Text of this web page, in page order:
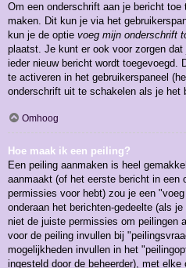
Om een onderschrift aan je bericht
maken. Dit kun je via het
kun je de optie voeg mijn onderschrift
plaatst. Je kunt er ook voor zorgen
ieder nieuw bericht wordt toegevoegd.
te activeren in het gebruikerspaneel
onderschrift uit te schakelen als je het
Omhoog
Hoe maak ik een peiling?
Een peiling aanmaken is heel
aanmaakt (of het eerste bericht in een
permissies voor hebt) zou je een
onderaan het berichten-gedeelte (als
niet de juiste permissies om peilingen
voor de peiling invullen bij
mogelijkheden invullen in het
ingesteld door de beheerder), met